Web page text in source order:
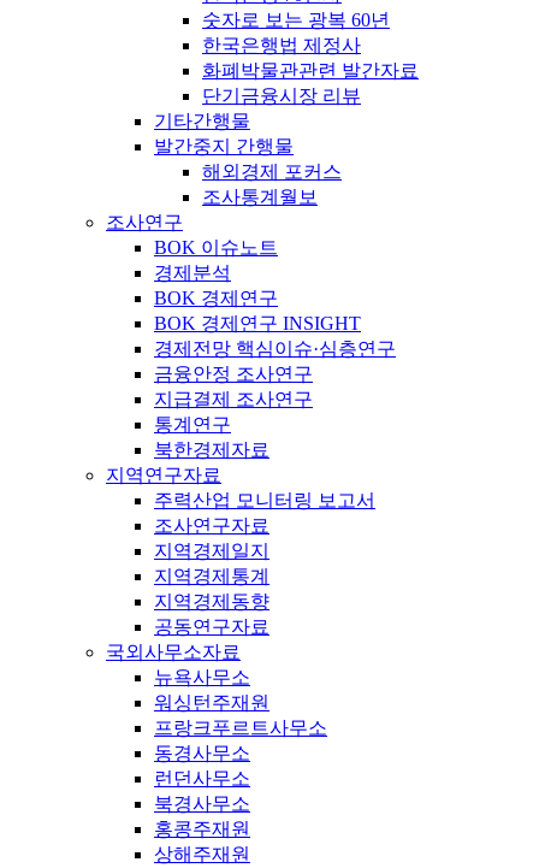
숫자로 보는 광복 60년
한국은행법 제정사
화폐박물관관련 발간자료
단기금융시장 리뷰
기타간행물
발간중지 간행물
해외경제 포커스
조사통계월보
조사연구
BOK 이슈노트
경제분석
BOK 경제연구
BOK 경제연구 INSIGHT
경제전망 핵심이슈·심층연구
금융안정 조사연구
지급결제 조사연구
통계연구
북한경제자료
지역연구자료
주력산업 모니터링 보고서
조사연구자료
지역경제일지
지역경제통계
지역경제동향
공동연구자료
국외사무소자료
뉴욕사무소
워싱턴주재원
프랑크푸르트사무소
동경사무소
런던사무소
북경사무소
홍콩주재원
상해주재원